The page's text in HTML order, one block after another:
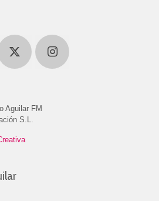
Aguilar FM
S.L.